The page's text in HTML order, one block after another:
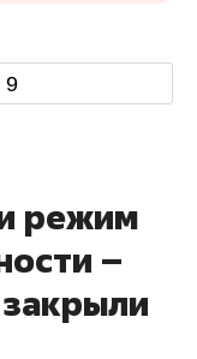
9
режим
–